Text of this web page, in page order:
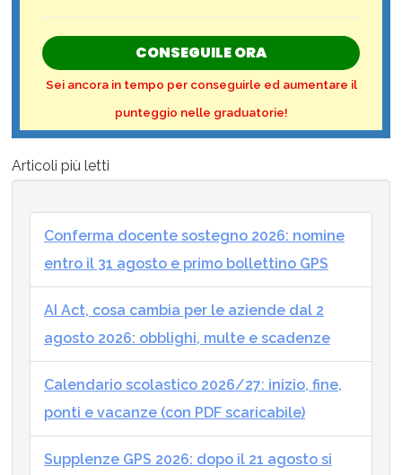
CONSEGUILE ORA
Sei ancora in tempo per conseguirle ed aumentare il
punteggio nelle graduatorie!
Articoli più letti
Conferma docente sostegno 2026: nomine
entro il 31 agosto e primo bollettino GPS
AI Act, cosa cambia per le aziende dal 2
agosto 2026: obblighi, multe e scadenze
Calendario scolastico 2026/27: inizio, fine,
ponti e vacanze (con PDF scaricabile)
Supplenze GPS 2026: dopo il 21 agosto si